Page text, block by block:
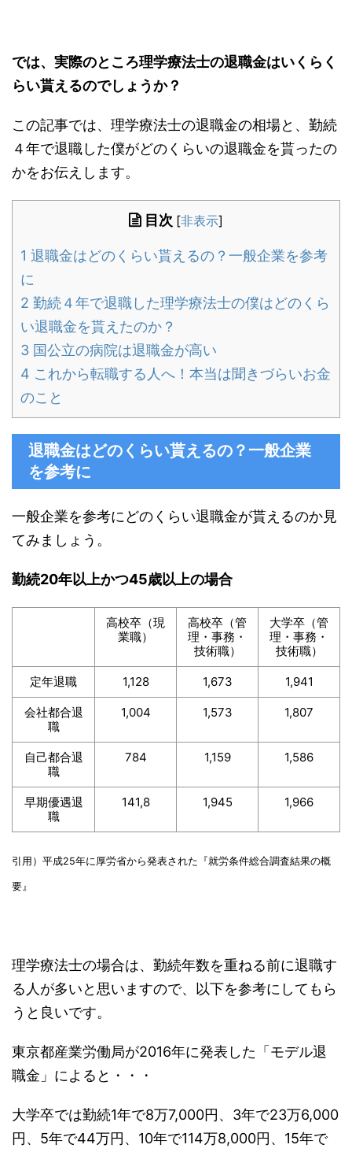
では、実際のところ理学療法士の退職金はいくらく
らい貰えるのでしょうか？
この記事では、理学療法士の退職金の相場と、勤続
４年で退職した僕がどのくらいの退職金を貰ったの
かをお伝えします。
目次 [非表示]
1 退職金はどのくらい貰えるの？一般企業を参考
に
2 勤続４年で退職した理学療法士の僕はどのくら
い退職金を貰えたのか？
3 国公立の病院は退職金が高い
4 これから転職する人へ！本当は聞きづらいお金
のこと
退職金はどのくらい貰えるの？一般企業
を参考に
一般企業を参考にどのくらい退職金が貰えるのか見
てみましょう。
勤続20年以上かつ45歳以上の場合
高校卒（現
業職）
高校卒（管
理・事務・
技術職）
大学卒（管
理・事務・
技術職）
定年退職 1,128 1,673 1,941
会社都合退
職
1,004 1,573 1,807
自己都合退
職
784 1,159 1,586
早期優遇退
職
141,8 1,945 1,966
引用）平成25年に厚労省から発表された『就労条件総合調査結果の概
要』
理学療法士の場合は、勤続年数を重ねる前に退職す
る人が多いと思いますので、以下を参考にしてもら
うと良いです。
東京都産業労働局が2016年に発表した「モデル退
職金」によると・・・
大学卒では勤続1年で8万7,000円、3年で23万6,000
円、5年で44万円、10年で114万8,000円、15年で